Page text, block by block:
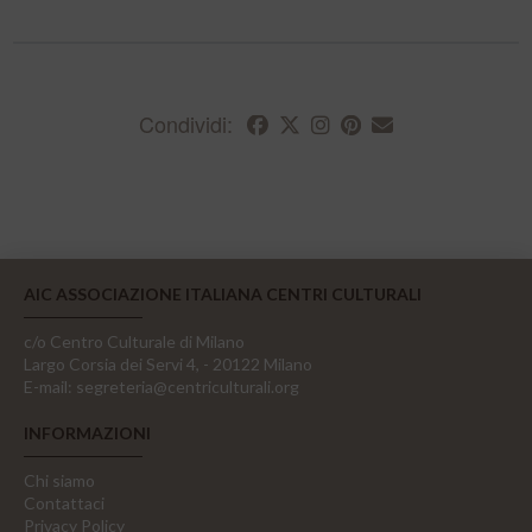
Condividi:
AIC ASSOCIAZIONE ITALIANA CENTRI CULTURALI
c/o Centro Culturale di Milano
Largo Corsia dei Servi 4, - 20122 Milano
E-mail: segreteria@centriculturali.org
INFORMAZIONI
Chi siamo
Contattaci
Privacy Policy